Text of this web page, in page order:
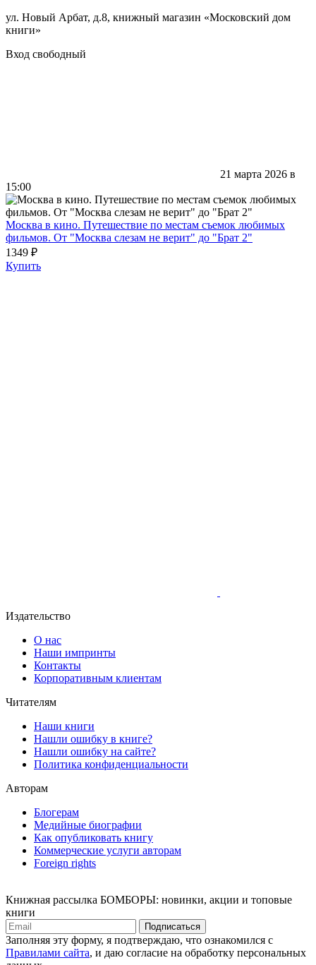
ул. Новый Арбат, д.8, книжный магазин «Московский дом
книги»
Вход свободный
21 марта 2026 в
15:00
Москва в кино. Путешествие по местам съемок любимых
фильмов. От "Москва слезам не верит" до "Брат 2"
1349 ₽
Купить
Издательство
О нас
Наши импринты
Контакты
Корпоративным клиентам
Читателям
Наши книги
Нашли ошибку в книге?
Нашли ошибку на сайте?
Политика конфиденциальности
Авторам
Блогерам
Медийные биографии
Как опубликовать книгу
Коммерческие услуги авторам
Foreign rights
Книжная рассылка БОМБОРЫ: новинки, акции и топовые
книги
Подписаться
Заполняя эту форму, я подтверждаю, что ознакомился с
Правилами сайта, и даю согласие на обработку персональных